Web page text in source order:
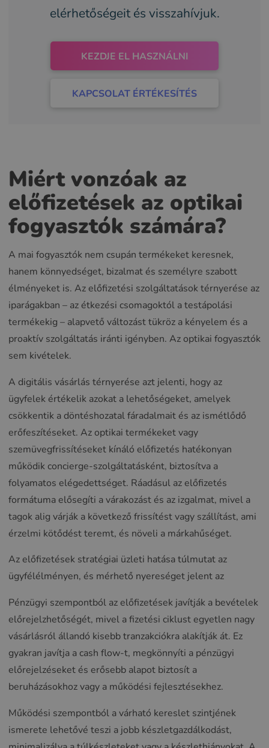
elérhetőségeit és visszahívjuk.
KEZDJE EL HASZNÁLNI
KAPCSOLAT ÉRTÉKESÍTÉS
Miért vonzóak az
előfizetések az optikai
fogyasztók számára?
A mai fogyasztók nem csupán termékeket keresnek,
hanem könnyedséget, bizalmat és személyre szabott
élményeket is. Az előfizetési szolgáltatások térnyerése az
iparágakban – az étkezési csomagoktól a testápolási
termékekig – alapvető változást tükröz a kényelem és a
proaktív szolgáltatás iránti igényben. Az optikai fogyasztók
sem kivételek.
A digitális vásárlás térnyerése azt jelenti, hogy az
ügyfelek értékelik azokat a lehetőségeket, amelyek
csökkentik a döntéshozatal fáradalmait és az ismétlődő
erőfeszítéseket. Az optikai termékeket vagy
szemüvegfrissítéseket kínáló előfizetés hatékonyan
működik concierge-szolgáltatásként, biztosítva a
folyamatos elégedettséget. Ráadásul az előfizetés
formátuma elősegíti a várakozást és az izgalmat, mivel a
tagok alig várják a következő frissítést vagy szállítást, ami
érzelmi kötődést teremt, és növeli a márkahűséget.
Az előfizetések stratégiai üzleti hatása túlmutat az
ügyfélélményen, és mérhető nyereséget jelent az
Pénzügyi szempontból az előfizetések javítják a bevételek
előrejelzhetőségét, mivel a fizetési ciklust egyetlen nagy
vásárlásról állandó kisebb tranzakciókra alakítják át. Ez
gyakran javítja a cash flow-t, megkönnyíti a pénzügyi
előrejelzéseket és erősebb alapot biztosít a
beruházásokhoz vagy a működési fejlesztésekhez.
Működési szempontból a várható kereslet szintjének
ismerete lehetővé teszi a jobb készletgazdálkodást,